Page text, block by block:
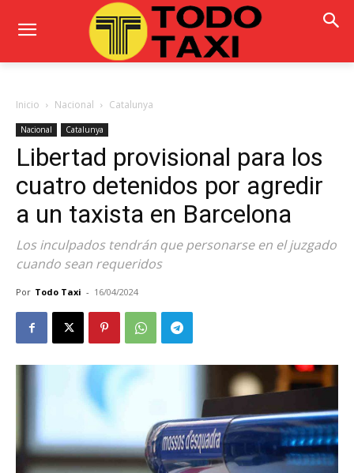
Inicio Nacional Catalunya
Nacional Catalunya
Libertad provisional para los
cuatro detenidos por agredir
a un taxista en Barcelona
Los inculpados tendrán que personarse en el juzgado
cuando sean requeridos
Por Todo Taxi - 16/04/2024